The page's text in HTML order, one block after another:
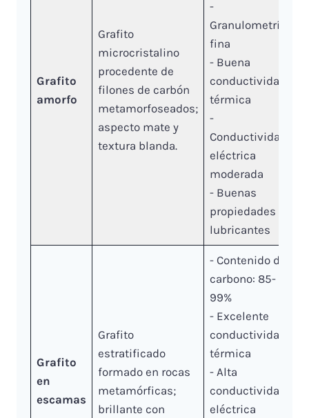
Grafito
amorfo
Grafito
microcristalino
procedente de
filones de carbón
metamorfoseados;
aspecto mate y
textura blanda.
-
Granulometría
fina
- Buena
conductividad
térmica
-
Conductividad
eléctrica
moderada
- Buenas
propiedades
lubricantes
Grafito
en
escamas
Grafito
estratificado
formado en rocas
metamórficas;
brillante con
- Contenido de
carbono: 85-
99%
- Excelente
conductividad
térmica
- Alta
conductividad
eléctrica